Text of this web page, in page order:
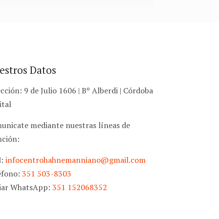
Datos
9 de Julio 1606 | Bº Alberdi | Córdoba
mediante nuestras líneas de
infocentrohahnemanniano@gmail.com
351 503-8303
WhatsApp: 351 152068352